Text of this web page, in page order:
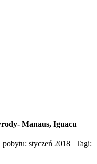
Manaus, Iguacu
pobytu: styczeń 2018 | Tagi: